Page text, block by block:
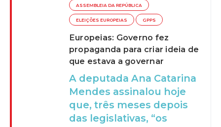
ASSEMBLEIA DA REPÚBLICA
ELEIÇÕES EUROPEIAS GPPS
Europeias: Governo fez
propaganda para criar ideia de
que estava a governar
A deputada Ana Catarina
Mendes assinalou hoje
que, três meses depois
das legislativas, “os